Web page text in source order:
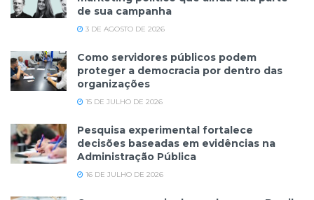
de sua campanha
3 DE AGOSTO DE 2026
Como servidores públicos podem
proteger a democracia por dentro das
organizações
15 DE JULHO DE 2026
Pesquisa experimental fortalece
decisões baseadas em evidências na
Administração Pública
16 DE JULHO DE 2026